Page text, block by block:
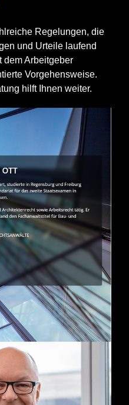
Regelungen, die
und Urteile laufend
dem Arbeitgeber
Vorgehensweise.
hilft Ihnen weiter.